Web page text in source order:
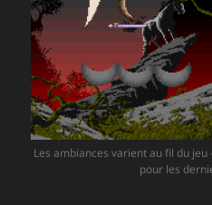
Les ambiances varient au fil du
pour les